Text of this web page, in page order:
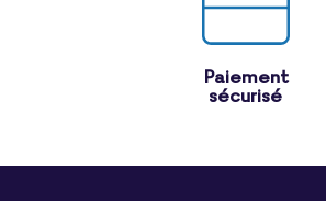
Paiement
sécurisé